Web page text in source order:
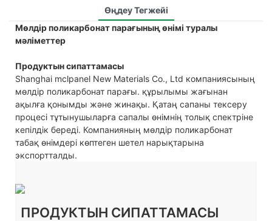
Өңдеу Тегжейі
Мөлдір поликарбонат парағының өнімі туралы
мәліметтер
Продуктын сипаттамасы
Shanghai mclpanel New Materials Co., Ltd компаниясының
мөлдір поликарбонат парағы. құрылымы жағынан
ақылға қонымды және жинақы. Қатаң сапаны тексеру
процесі тұтынушыларға сапалы өнімнің толық спектріне
кепілдік береді. Компанияның мөлдір поликарбонат
табақ өнімдері көптеген шетел нарықтарына
экспортталды.
ПРОДУКТЫН СИПАТТАМАСЫ